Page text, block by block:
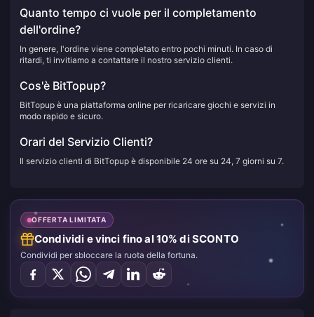
Quanto tempo ci vuole per il completamento
dell'ordine?
In genere, l'ordine viene completato entro pochi minuti. In caso di
ritardi, ti invitiamo a contattare il nostro servizio clienti.
Cos'è BitTopup?
BitTopup è una piattaforma online per ricaricare giochi e servizi in
modo rapido e sicuro.
Orari del Servizio Clienti?
Il servizio clienti di BitTopup è disponibile 24 ore su 24, 7 giorni su 7.
OFFERTA LIMITATA
Condividi e vinci fino al 10% di SCONTO
Condividi per sbloccare la ruota della fortuna.